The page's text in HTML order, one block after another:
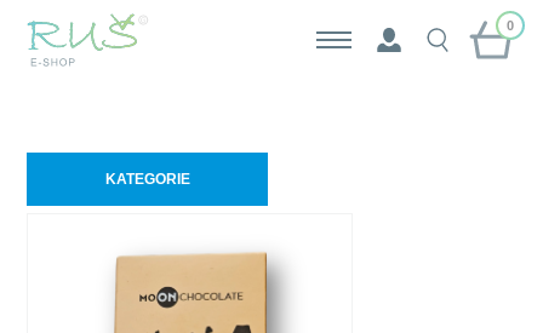
0
KATEGORIE